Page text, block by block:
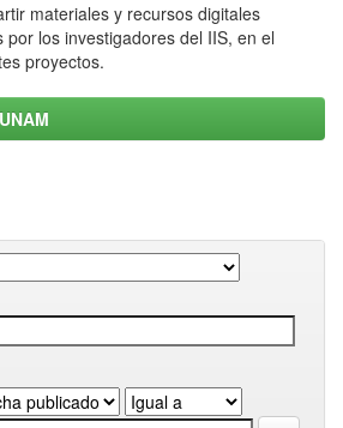
materiales y recursos digitales
los investigadores del IIS, en el
proyectos.